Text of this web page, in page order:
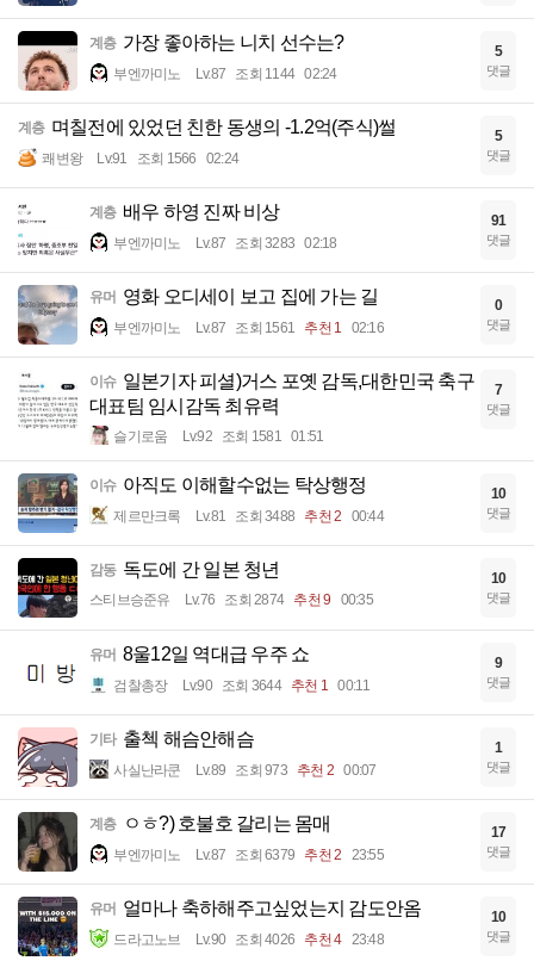
계층 가장 좋아하는 니치 선수는?
부엔까미노 Lv.87 조회 1144 02:24
5
댓글
계층 며칠전에 있었던 친한 동생의 -1.2억(주식)썰
쾌변왕 Lv.91 조회 1566 02:24
5
댓글
계층 배우 하영 진짜 비상
부엔까미노 Lv.87 조회 3283 02:18
91
댓글
유머 영화 오디세이 보고 집에 가는 길
부엔까미노 Lv.87 조회 1561 추천 1 02:16
0
댓글
이슈 일본기자 피셜)거스 포옛 감독,대한민국 축구
대표팀 임시감독 최유력
슬기로움 Lv.92 조회 1581 01:51
7
댓글
이슈 아직도 이해할수없는 탁상행정
제르만크록 Lv.81 조회 3488 추천 2 00:44
10
댓글
감동 독도에 간 일본 청년
스티브승준유 Lv.76 조회 2874 추천 9 00:35
10
댓글
유머 8울12일 역대급 우주 쇼
검찰총장 Lv.90 조회 3644 추천 1 00:11
9
댓글
기타 출첵 해슴안해슴
사실난라쿤 Lv.89 조회 973 추천 2 00:07
1
댓글
계층 ㅇㅎ?) 호불호 갈리는 몸매
부엔까미노 Lv.87 조회 6379 추천 2 23:55
17
댓글
유머 얼마나 축하해주고싶었는지 감도안옴
드라고노브 Lv.90 조회 4026 추천 4 23:48
10
댓글